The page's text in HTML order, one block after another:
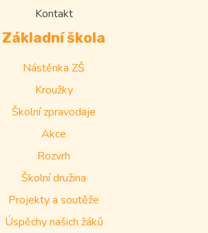
Kontakt
Základní škola
Nástěnka ZŠ
Kroužky
Školní zpravodaje
Akce
Rozvrh
Školní družina
Projekty a soutěže
Úspěchy našich žáků